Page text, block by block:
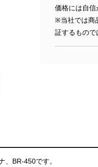
価格には自信
※当社では商
証するもので
、BR-450です。